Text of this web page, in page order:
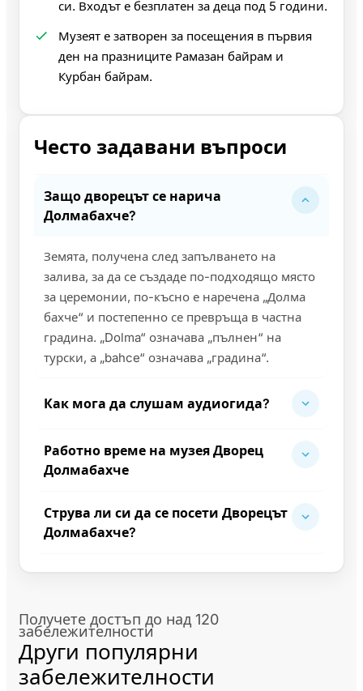
си. Входът е безплатен за деца под 5 години.
Музеят е затворен за посещения в първия
ден на празниците Рамазан байрам и
Курбан байрам.
Често задавани въпроси
Защо дворецът се нарича
Долмабахче?
Земята, получена след запълването на
залива, за да се създаде по-подходящо място
за церемонии, по-късно е наречена „Долма
бахче“ и постепенно се превръща в частна
градина. „Dolma“ означава „пълнен“ на
турски, а „bahce“ означава „градина“.
Как мога да слушам аудиогида?
Работно време на музея Дворец
Долмабахче
Струва ли си да се посети Дворецът
Долмабахче?
Получете достъп до над 120
забележителности
Други популярни
забележителности